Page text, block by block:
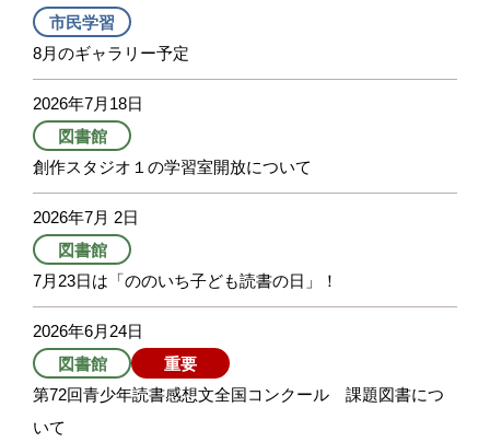
市民学習
8月のギャラリー予定
2026年7月18日
図書館
創作スタジオ１の学習室開放について
2026年7月 2日
図書館
7月23日は「ののいち子ども読書の日」！
2026年6月24日
図書館
重要
第72回青少年読書感想文全国コンクール 課題図書につ
いて